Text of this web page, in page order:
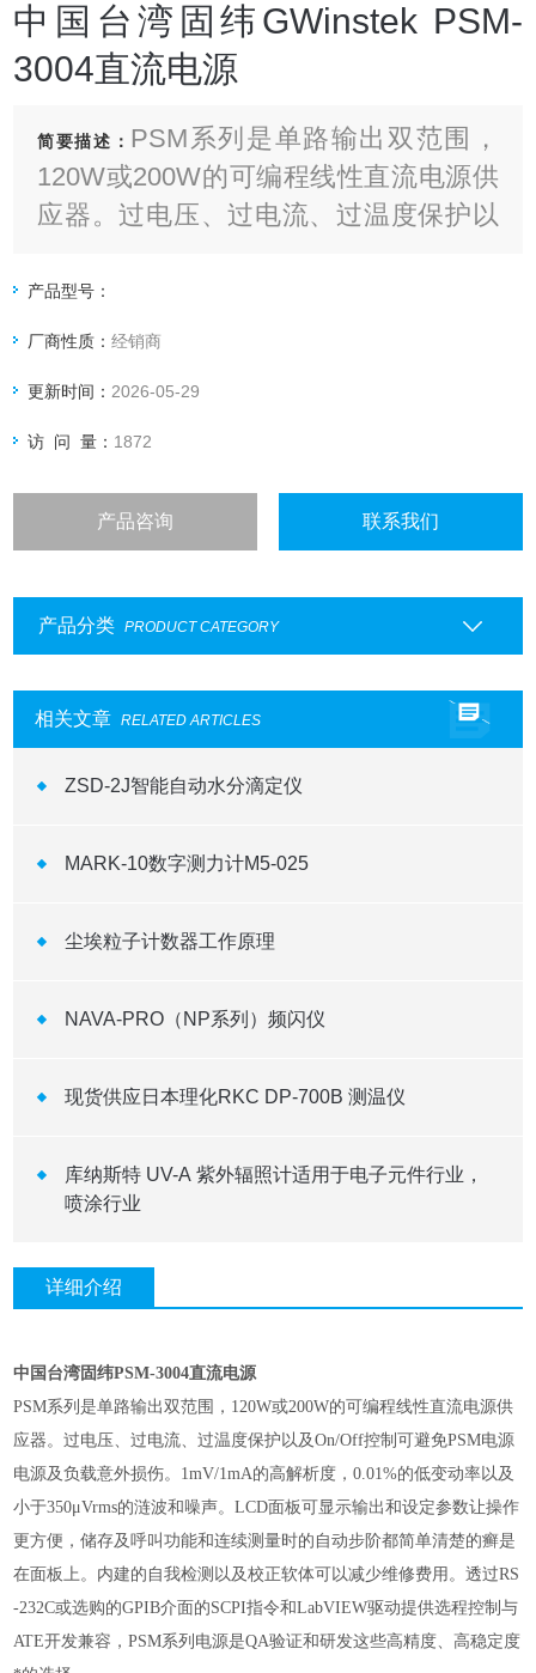
中国台湾固纬GWinstek PSM-
3004直流电源
简要描述： PSM系列是单路输出双范围，
120W或200W的可编程线性直流电源供
应器。过电压、过电流、过温度保护以
载意外损伤。
产品型号：
厂商性质：经销商
更新时间： 2026-05-29
访 问 量： 1872
产品咨询 联系我们
产品分类 PRODUCT CATEGORY
相关文章 RELATED ARTICLES
ZSD-2J智能自动水分滴定仪
MARK-10数字测力计M5-025
尘埃粒子计数器工作原理
NAVA-PRO（NP系列）频闪仪
现货供应日本理化RKC DP-700B 测温仪
库纳斯特 UV-A 紫外辐照计适用于电子元件行业，
喷涂行业
详细介绍
中国台湾固纬PSM-3004直流电源
PSM系列是单路输出双范围， 120W或200W的可编程线性直流电源供
应器。过电压、过电流、过温度保护以及On/Off控制可避免PSM电源
电源及负载意外损伤。 1mV/1mA的高解析度，0.01%的低变动率以及
小于350μVrms的涟波和噪声。LCD面板可显示输出和设定参数让操作
更方便，储存及呼叫功能和连续测量时的自动步阶都简单清楚的癣是
在面板上。内建的自我检测以及校正软体可以减少维修费用。透过RS
-232C或选购的GPIB介面的SCPI指令和LabVIEW驱动提供选程控制与
ATE开发兼容，PSM系列电源是QA验证和研发这些高精度、高稳定度